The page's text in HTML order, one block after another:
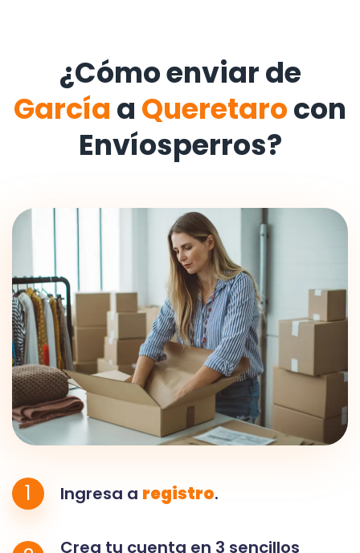
¿Cómo enviar de
García a Queretarocon
Envíosperros?
1 Ingresa a registro.
Crea tu cuenta en 3 sencillos